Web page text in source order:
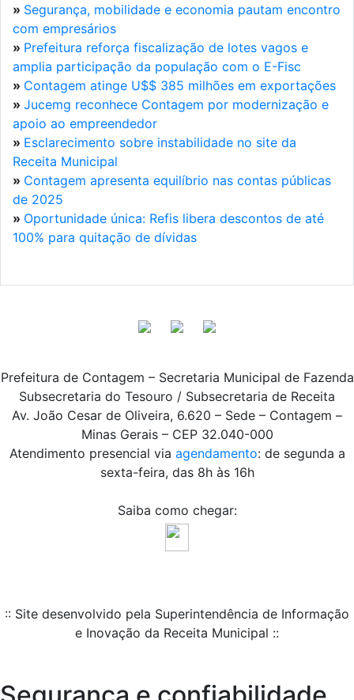
» Segurança, mobilidade e economia pautam encontro
com empresários
» Prefeitura reforça fiscalização de lotes vagos e
amplia participação da população com o E-Fisc
» Contagem atinge U$$ 385 milhões em exportações
» Jucemg reconhece Contagem por modernização e
apoio ao empreendedor
» Esclarecimento sobre instabilidade no site da
Receita Municipal
» Contagem apresenta equilíbrio nas contas públicas
de 2025
» Oportunidade única: Refis libera descontos de até
100% para quitação de dívidas
Prefeitura de Contagem – Secretaria Municipal de Fazenda
Subsecretaria do Tesouro / Subsecretaria de Receita
Av. João Cesar de Oliveira, 6.620 – Sede – Contagem –
Minas Gerais – CEP 32.040-000
Atendimento presencial via agendamento: de segunda a
sexta-feira, das 8h às 16h
Saiba como chegar:
:: Site desenvolvido pela Superintendência de Informação
e Inovação da Receita Municipal ::